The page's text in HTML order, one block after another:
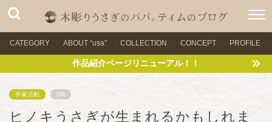
CATEGORY ABOUT “usa” COLLECTION CONCEPT PROFILE
作品紹介ページリニューアル！！
作家活動 PR
ヒノキうさぎが生まれるかもしれま